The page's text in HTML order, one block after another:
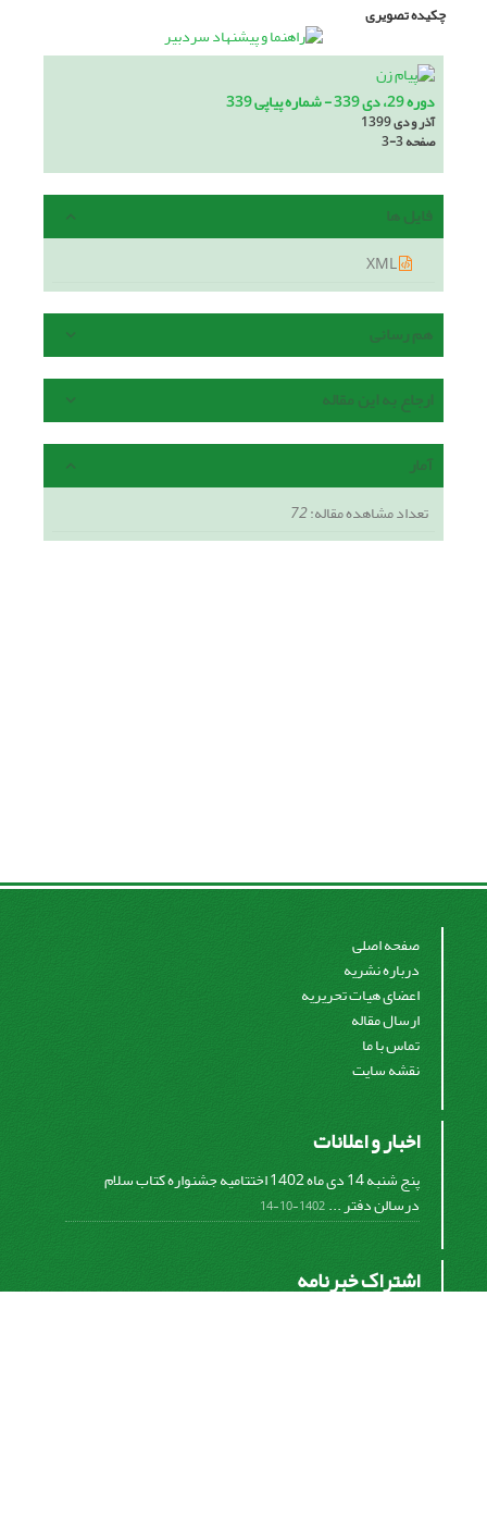
چکیده تصویری
دوره 29، دی 339 - شماره پیاپی 339
آذر و دی 1399
صفحه3-3
فایل ها
هم رسانی
ارجاع به این مقاله
آمار
تعداد مشاهده مقاله:72
صفحه اصلی
درباره نشریه
اعضای هیات تحریریه
ارسال مقاله
تماس با ما
نقشه سایت
اخبار و اعلانات
پنج شنبه 14 دی ماه 1402 اختتامیه جشنواره کتاب سلام
درسالن دفتر ...1402-10-14
اشتراک خبرنامه